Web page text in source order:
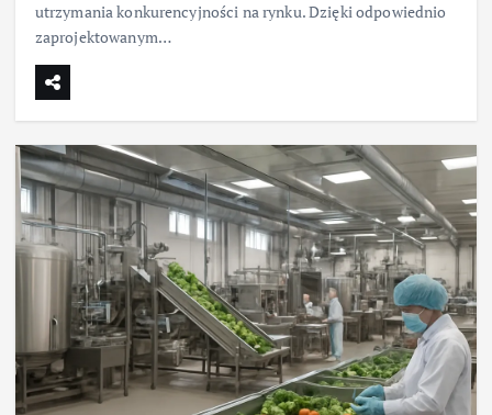
utrzymania konkurencyjności na rynku. Dzięki odpowiednio
zaprojektowanym…